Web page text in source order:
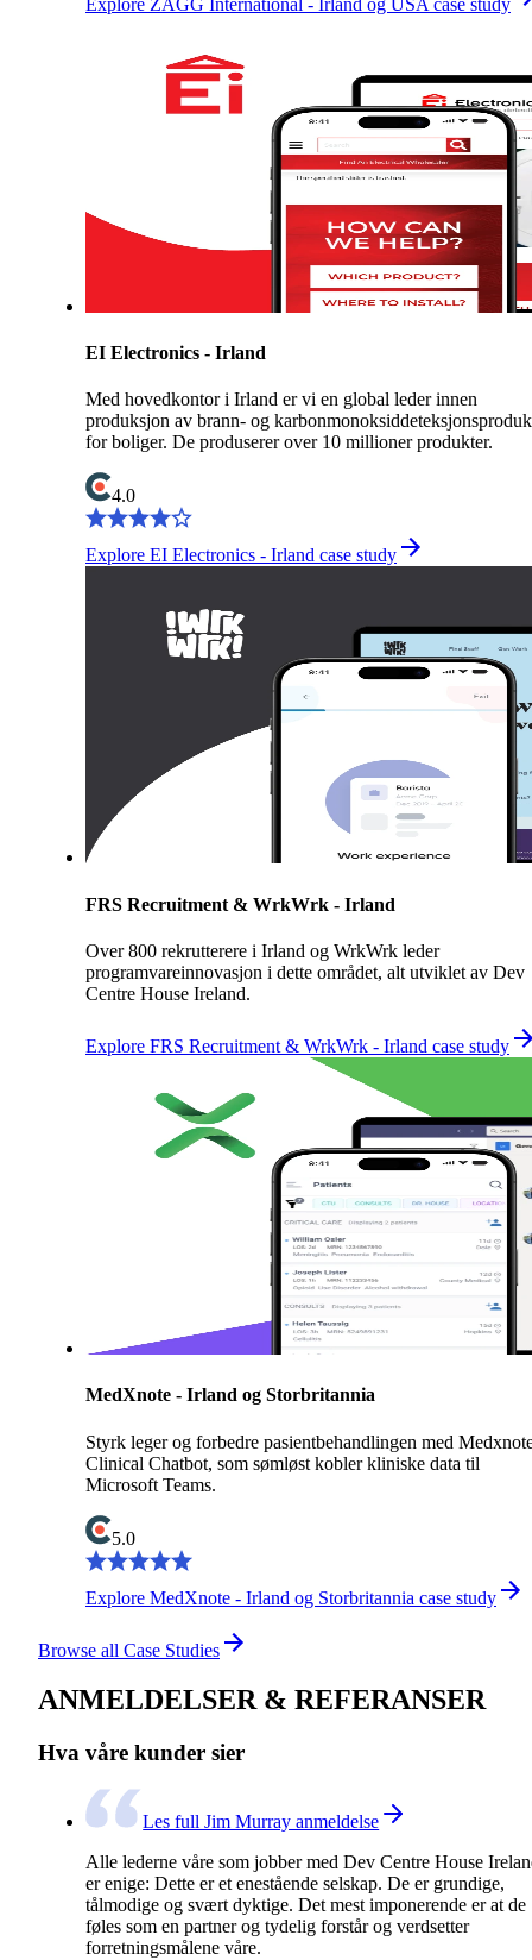
Explore ZAGG International - Irland og USA case study
EI Electronics - Irland
Med hovedkontor i Irland er vi en global leder innen
produksjon av brann- og
for boliger. De produserer over 10 millioner produkter.
4.0
Explore EI Electronics - Irland case study
FRS Recruitment & WrkWrk - Irland
Over 800 rekrutterere i Irland og WrkWrk leder
programvareinnovasjon i dette området, alt utviklet av Dev
Centre House Ireland.
Explore FRS Recruitment & WrkWrk - Irland case study
MedXnote - Irland og Storbritannia
Styrk leger og forbedre pasientbehandlingen med
Clinical Chatbot, som sømløst kobler kliniske data til
Microsoft Teams.
5.0
Explore MedXnote - Irland og Storbritannia case study
Browse all Case Studies
ANMELDELSER & REFERANSER
Hva våre kunder sier
Les full Jim Murray anmeldelse
Alle lederne våre som jobber med Dev Centre House
er enige: Dette er et enestående selskap. De er grundige,
tålmodige og svært dyktige. Det mest imponerende er at de
føles som en partner og tydelig forstår og verdsetter
forretningsmålene våre.